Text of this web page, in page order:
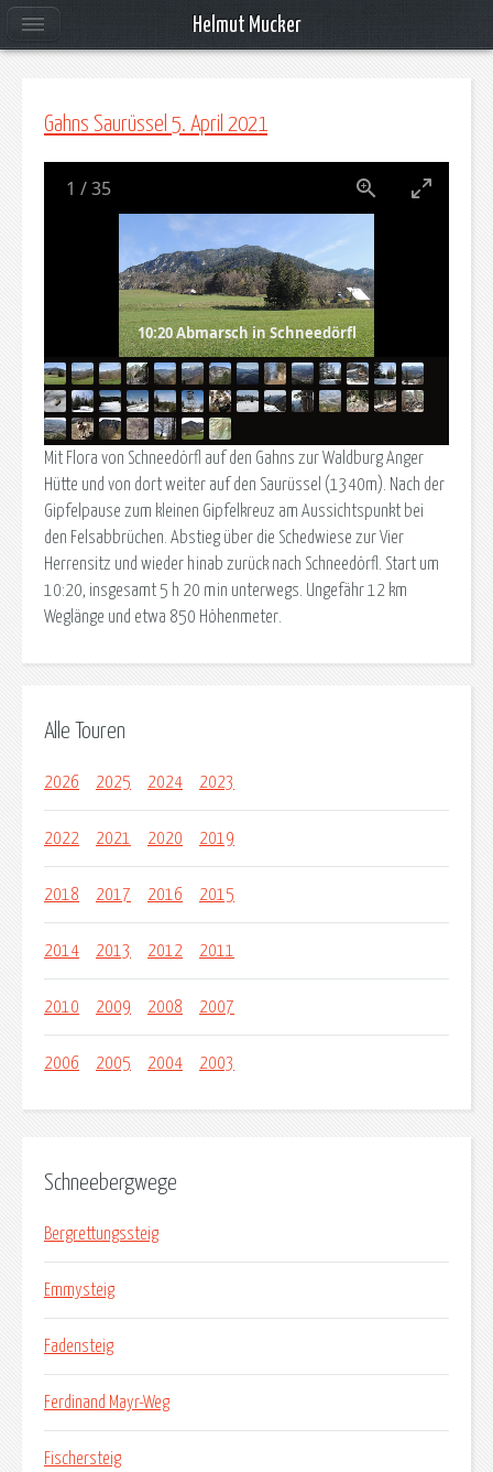
Gahns Saurüssel 5. April 2021
10:20 Abmarsch in Schneedörfl
1 /35
Mit Flora von Schneedörfl auf den Gahns zur Waldburg Anger
Hütte und von dort weiter auf den Saurüssel (1340m). Nach der
Gipfelpause zum kleinen Gipfelkreuz am Aussichtspunkt bei
den Felsabbrüchen. Abstieg über die Schedwiese zur Vier
Herrensitz und wieder hinab zurück nach Schneedörfl. Start um
10:20, insgesamt 5 h 20 min unterwegs. Ungefähr 12 km
Weglänge und etwa 850 Höhenmeter.
Alle Touren
2026 2025 2024 2023
2022 2021 2020 2019
2018 2017 2016 2015
2014 2013 2012 2011
2010 2009 2008 2007
2006 2005 2004 2003
Schneebergwege
Bergrettungssteig
Emmysteig
Fadensteig
Ferdinand Mayr-Weg
Fischersteig
Helmut Mucker